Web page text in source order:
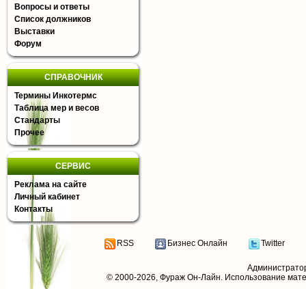
Вопросы и ответы
Список должников
Выставки
Форум
СПРАВОЧНИК
Термины Инкотермс
Таблица мер и весов
Стандарты
Прочее
СЕРВИС
Реклама на сайте
Личный кабинет
Контакты
RSS Бизнес Онлайн Twitter
© 2000-2026, Фураж Он-Лайн. Использование